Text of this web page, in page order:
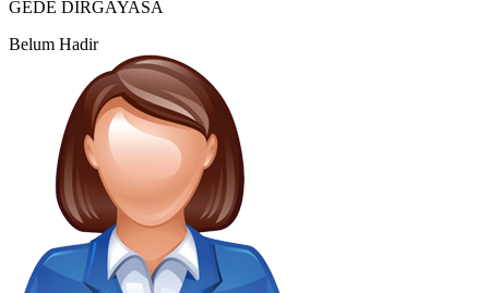
GEDE DIRGAYASA
Belum Hadir